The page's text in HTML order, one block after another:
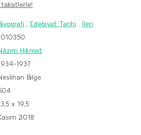
,Edebiyat Tarihi ,İleri
Hikmet
1937
Bilge
x 19,5
2018